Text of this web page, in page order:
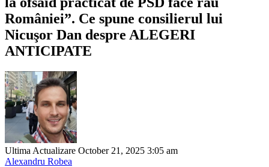
României”. Ce spune consilierul lui
Nicuşor Dan despre ALEGERI
ANTICIPATE
Ultima Actualizare October 21, 2025 3:05 am
Alexandru Robea